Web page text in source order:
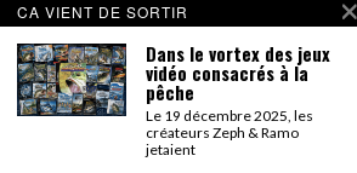
CA VIENT DE SORTIR
Dans le vortex des jeux
vidéo consacrés à la
pêche
Le 19 décembre 2025, les
créateurs Zeph & Ramo
jetaient